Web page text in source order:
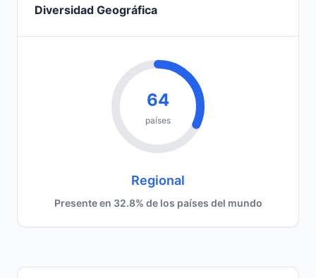
Diversidad Geográfica
64
países
Regional
Presente en 32.8% de los países del mundo